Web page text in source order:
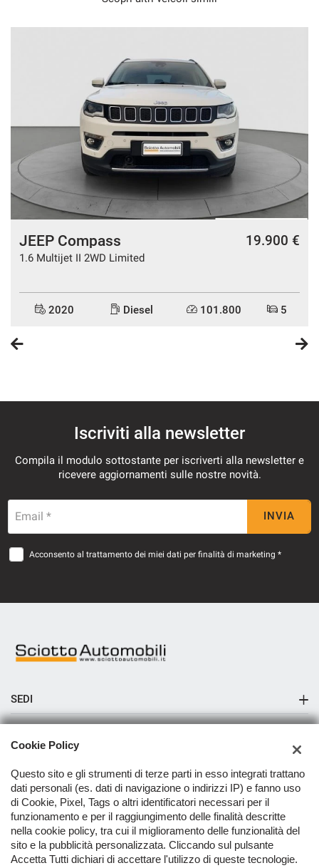
JEEP Compass
1.6 Multijet II 2WD Limited
19.900 €
2020 Diesel 101.800 5
Iscriviti alla newsletter
Compila il modulo sottostante per iscriverti alla newsletter e
ricevere aggiornamenti sulle nostre novità.
Email * INVIA
Acconsento al trattamento dei miei dati per finalità di marketing *
SEDI
Sciotto Automobili Messina
Sciotto Automobili Pace del Mela
Sciotto Automobili Capo d'Orlando
Sciotto Automobili Milazzo Reparto Moto e Scooter
AZIENDA
Contatti
TORNA IN CIMA
Cookie Policy
Questo sito e gli strumenti di terze parti in esso integrati trattano
dati personali (es. dati di navigazione o indirizzi IP) e fanno uso
di Cookie, Pixel, Tags o altri identificatori necessari per il
funzionamento e per il raggiungimento delle finalità descritte
nella cookie policy, tra cui il miglioramento delle funzionalità del
sito e la pubblicità personalizzata. Cliccando sul pulsante
Accetta Tutti dichiari di accettare l'utilizzo di queste tecnologie.